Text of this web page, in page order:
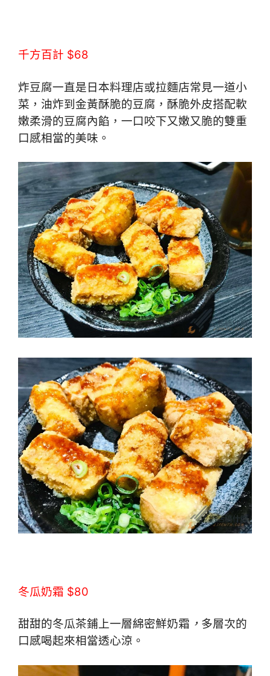
千方百計 $68
炸豆腐一直是日本料理店或拉麵店常見一道小
菜，油炸到金黃酥脆的豆腐，酥脆外皮搭配軟
嫩柔滑的豆腐內餡，一口咬下又嫩又脆的雙重
口感相當的美味。
冬瓜奶霜 $80
甜甜的冬瓜茶鋪上一層綿密鮮奶霜 ， 多層次的
口感喝起來相當透心涼。